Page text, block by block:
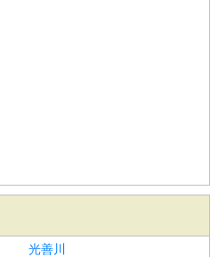
光善川